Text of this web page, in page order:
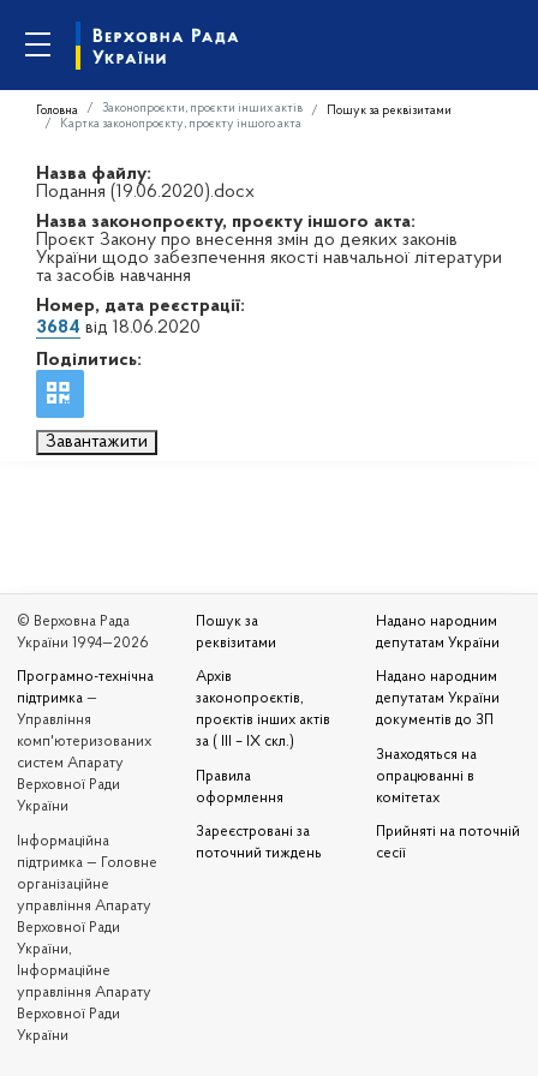
Головна Законопроєкти, проєкти інших актів
Пошук за реквізитами
Картка законопроєкту, проєкту іншого акта
Назва файлу:
Подання (19.06.2020).docx
Назва законопроєкту, проєкту іншого акта:
Проєкт Закону про внесення змін до деяких законів
України щодо забезпечення якості навчальної літератури
та засобів навчання
Номер, дата реєстрації:
3684 від 18.06.2020
Поділитись:
Завантажити
© Верховна Рада
України 1994—2026
Програмно-технічна
підтримка —
Управління
комп'ютеризованих
систем Апарату
Верховної Ради
України
Iнформаційна
підтримка — Головне
організаційне
управління Апарату
Верховної Ради
України,
Інформаційне
управління Апарату
Верховної Ради
України
Пошук за
реквізитами
Архів
законопроєктів,
проєктів інших актів
за ( III – IX скл.)
Правила
оформлення
Зареєстровані за
поточний тиждень
Надано народним
депутатам України
Надано народним
депутатам України
документів до ЗП
Знаходяться на
опрацюванні в
комітетах
Прийняті на поточній
сесії